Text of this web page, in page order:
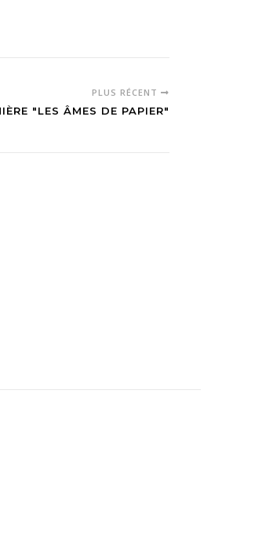
PLUS RÉCENT
"LES ÂMES DE PAPIER"